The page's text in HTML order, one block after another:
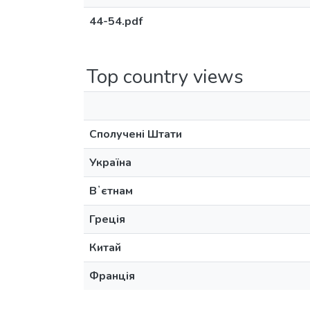
44-54.pdf
Top country views
Сполучені Штати
Україна
Вʼєтнам
Греція
Китай
Франція